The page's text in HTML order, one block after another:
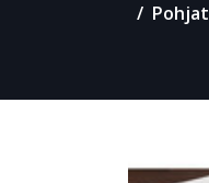
Pohjat